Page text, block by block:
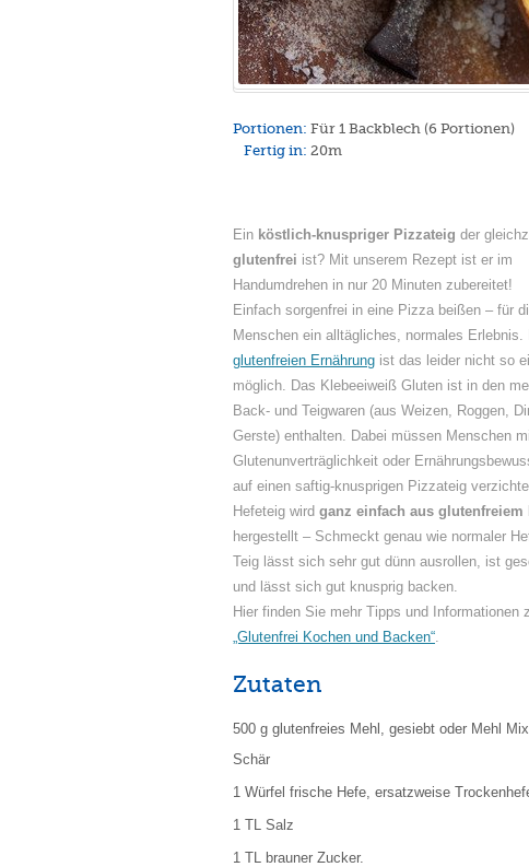
Portionen: Für 1 Backblech (6 Portionen)
Fertig in: 20m
Ein köstlich-knuspriger Pizzateig der
glutenfrei ist? Mit unserem Rezept ist er im
Handumdrehen in nur 20 Minuten zubereitet!
Einfach sorgenfrei in eine Pizza beißen – für
Menschen ein alltägliches, normales Erlebnis.
glutenfreien Ernährung ist das leider nicht so
möglich. Das Klebeeiweiß Gluten ist in den
Back- und Teigwaren (aus Weizen, Roggen,
Gerste) enthalten. Dabei müssen Menschen
Glutenunverträglichkeit oder
auf einen saftig-knusprigen Pizzateig
Hefeteig wird ganz einfach aus glutenfreiem
hergestellt – Schmeckt genau wie normaler
Teig lässt sich sehr gut dünn ausrollen, ist
und lässt sich gut knusprig backen.
Hier finden Sie mehr Tipps und Informationen
„Glutenfrei Kochen und Backen“.
Zutaten
500 g glutenfreies Mehl, gesiebt oder Mehl
Schär
1 Würfel frische Hefe, ersatzweise
1 TL Salz
1 TL brauner Zucker.